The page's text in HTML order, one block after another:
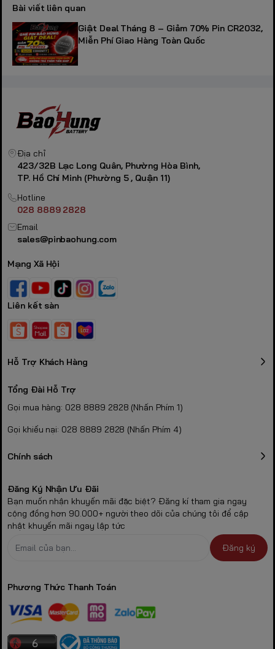
Bài viết liên quan
Giật Deal Tháng 8 – Giảm 70% Pin CR2032,
Miễn Phí Giao Hàng Toàn Quốc
Địa chỉ
423/32B Lạc Long Quân, Phường Hòa Bình,
TP. Hồ Chí Minh (Phường 5 , Quận 11)
Hotline
028 8889 2828
Email
sales@pinbaohung.com
Mạng Xã Hội
Liên kết sàn
Hỗ Trợ Khách Hàng
Tổng Đài Hỗ Trợ
Gọi mua hàng: 028 8889 2828 (Nhấn Phím 1)
Gọi khiếu nại: 028 8889 2828 (Nhấn Phím 4)
Chính sách
Đăng Ký Nhận Ưu Đãi
Bạn muốn nhận khuyến mãi đặc biệt? Đăng kí tham gia ngay
cộng đồng hơn 90.000+ người theo dõi của chúng tôi để cập
nhật khuyến mãi ngay lập tức
Đăng ký
Phương Thức Thanh Toán